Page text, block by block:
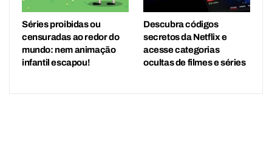
Séries proibidas ou
censuradas ao redor do
mundo: nem animação
infantil escapou!
Descubra códigos
secretos da Netflix e
acesse categorias
ocultas de filmes e séries